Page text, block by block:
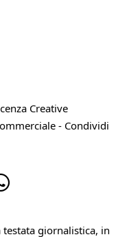
Creative
- Condividi
giornalistica, in